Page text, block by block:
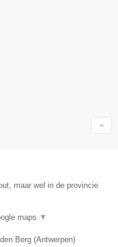
maar wel in de provincie
maps ▼
Berg (Antwerpen)